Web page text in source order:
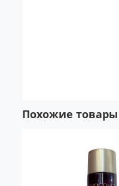
Похожие товары